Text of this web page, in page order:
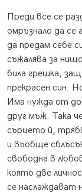
Преди все се
омръзнало да се
да предам себе
съжалява за
била грешка,
прекрасен син.
Има нужда от
друг мъж. Така
сърцето й,
и въобще
свободна в
която две
се наслаждават